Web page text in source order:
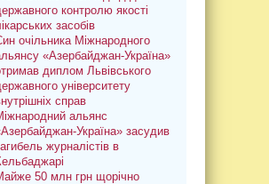
контролю якості
засобів
очільника Міжнародного
«Азербайджан-Україна»
диплом Львівського
університету
справ
альянс
Україна» засудив
журналістів в
50 млн грн щорічно